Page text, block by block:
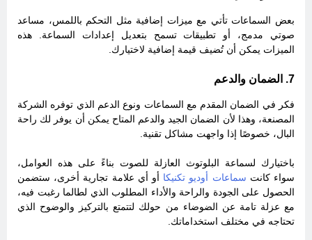
بعض السماعات تأتي مع ميزات إضافية مثل التحكم باللمس، مساعد
صوتي مدمج، أو تطبيقات تسمح بتعديل إعدادات السماعة. هذه
الميزات يمكن أن تُضيف قيمة إضافية لاختيارك.
7. الضمان والدعم
فكر في الضمان المقدم مع السماعات ونوع الدعم الذي توفره الشركة
المصنعة، وهذا لأن الضمان الجيد والدعم المتاح يمكن أن يوفر لك راحة
البال، خصوصًا إذا واجهت مشاكل تقنية.
باختيارك لسماعة البلوتوث العازلة للصوت بناءً على هذه العوامل،
سواء كانت سماعات أوديو تكنيكا أو أي علامة تجارية أخرى، ستضمن
الحصول على الجودة والراحة والأداء المطلوب الذي لطالما رغبت فيه،
مع عزلة تامة عن الضوضاء من حولك لتتمتع بالتركيز والوضوح الذي
تحتاجه في مختلف استخداماتك.